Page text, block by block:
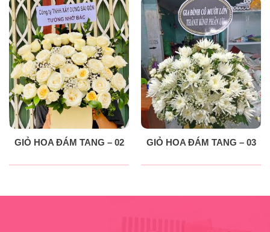
GIỎ HOA ĐÁM TANG – 02 GIỎ HOA ĐÁM TANG – 03